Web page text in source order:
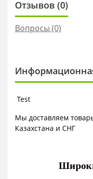
Отзывов (0)
Вопросы (0)
Test
Мы доставляем
Казахстана и СНГ